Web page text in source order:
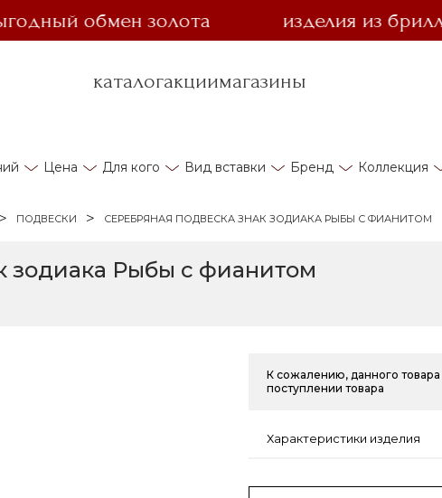
обмен золота изделия из
каталогакциимагазины
Цена Для кого Вид вставки Бренд Коллекция
ПОДВЕСКИ СЕРЕБРЯНАЯ ПОДВЕСКА ЗНАК ЗОДИАКА РЫБЫ С ФИАНИТОМ
зодиака Рыбы с фианитом
К сожалению, данного
поступлении товара
Характеристики изделия